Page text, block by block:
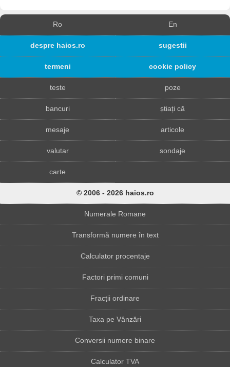
Ro En
despre haios.ro sugestii
termeni cookie policy
teste poze
bancuri știați că
mesaje articole
valutar sondaje
carte
© 2006 - 2026 haios.ro
Numerale Romane
Transformă numere în text
Calculator procentaje
Factori primi comuni
Fracții ordinare
Taxa pe Vânzări
Conversii numere binare
Calculator TVA